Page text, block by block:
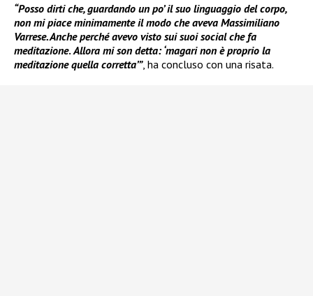
“Posso dirti che, guardando un po’ il suo linguaggio del corpo,
non mi piace minimamente il modo che aveva Massimiliano
Varrese. Anche perché avevo visto sui suoi social che fa
meditazione. Allora mi son detta: ‘magari non è proprio la
meditazione quella corretta’”, ha concluso con una risata.